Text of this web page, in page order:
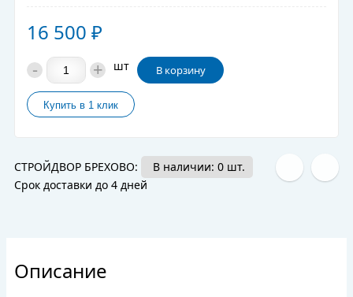
16 500 ₽
- + шт В корзину
СТРОЙДВОР БРЕХОВО:
В наличии: 0 шт.
Срок доставки до 4 дней
Описание